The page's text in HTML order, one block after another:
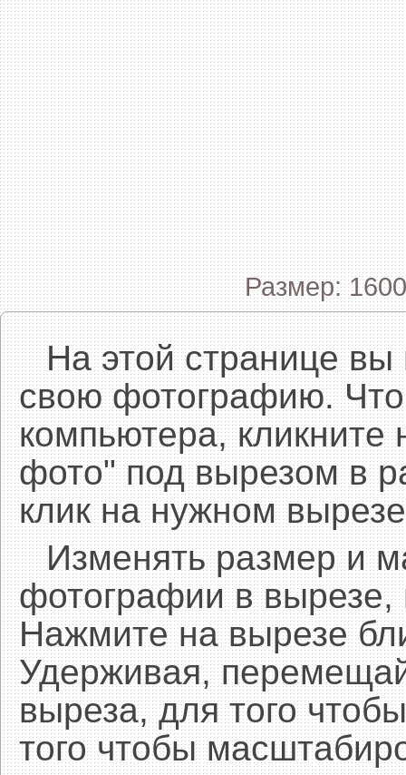
Размер:
На этой странице вы
свою фотографию.
компьютера, кликните
фото" под вырезом в
клик на нужном
Изменять размер и
фотографии в
Нажмите на вырезе
Удерживая,
выреза, для того
того чтобы